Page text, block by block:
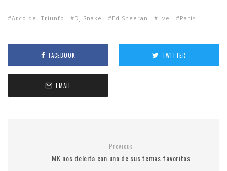
Arco del Triunfo Dj Snake Ed Sheeran live Paris
FACEBOOK TWITTER
EMAIL
Previous
MK nos deleita con uno de sus temas favoritos